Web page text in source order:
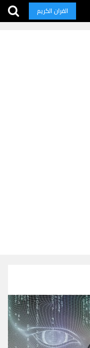
القران الكريم